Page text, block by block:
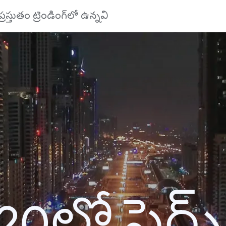
ట్రెండింగ్‌లో ఉన్నవి